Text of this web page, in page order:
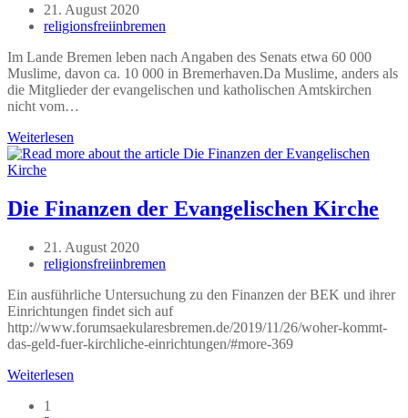
Beitrag
veröffentlicht:
21. August 2020
Beitrags-
religionsfreiinbremen
Im Lande Bremen leben nach Angaben des Senats etwa 60 000
Muslime, davon ca. 10 000 in Bremerhaven.Da Muslime, anders als
die Mitglieder der evangelischen und katholischen Amtskirchen
nicht vom…
Weiterlesen
und
Die Finanzen der Evangelischen Kirche
Beitrag
veröffentlicht:
21. August 2020
Beitrags-
religionsfreiinbremen
Ein ausführliche Untersuchung zu den Finanzen der BEK und ihrer
Einrichtungen findet sich auf
http://www.forumsaekularesbremen.de/2019/11/26/woher-kommt-
das-geld-fuer-kirchliche-einrichtungen/#more-369
Weiterlesen
1